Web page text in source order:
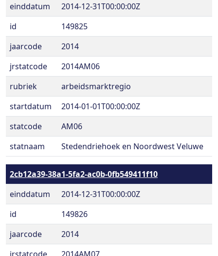
einddatum
2014-12-31T00:00:00Z
id
149825
jaarcode
2014
jrstatcode
2014AM06
rubriek
arbeidsmarktregio
startdatum
2014-01-01T00:00:00Z
statcode
AM06
statnaam
Stedendriehoek en Noordwest Veluwe
2cb12a39-38a1-5fa2-ac0b-0fb549411f10
einddatum
2014-12-31T00:00:00Z
id
149826
jaarcode
2014